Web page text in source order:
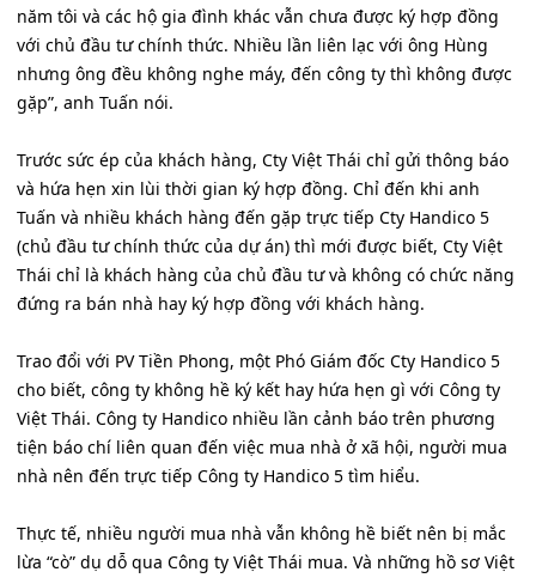
năm tôi và các hộ gia đình khác vẫn chưa được ký hợp đồng
với chủ đầu tư chính thức. Nhiều lần liên lạc với ông Hùng
nhưng ông đều không nghe máy, đến công ty thì không được
gặp”, anh Tuấn nói.
Trước sức ép của khách hàng, Cty Việt Thái chỉ gửi thông báo
và hứa hẹn xin lùi thời gian ký hợp đồng. Chỉ đến khi anh
Tuấn và nhiều khách hàng đến gặp trực tiếp Cty Handico 5
(chủ đầu tư chính thức của dự án) thì mới được biết, Cty Việt
Thái chỉ là khách hàng của chủ đầu tư và không có chức năng
đứng ra bán nhà hay ký hợp đồng với khách hàng.
Trao đổi với PV Tiền Phong, một Phó Giám đốc Cty Handico 5
cho biết, công ty không hề ký kết hay hứa hẹn gì với Công ty
Việt Thái. Công ty Handico nhiều lần cảnh báo trên phương
tiện báo chí liên quan đến việc mua nhà ở xã hội, người mua
nhà nên đến trực tiếp Công ty Handico 5 tìm hiểu.
Thực tế, nhiều người mua nhà vẫn không hề biết nên bị mắc
lừa “cò” dụ dỗ qua Công ty Việt Thái mua. Và những hồ sơ Việt